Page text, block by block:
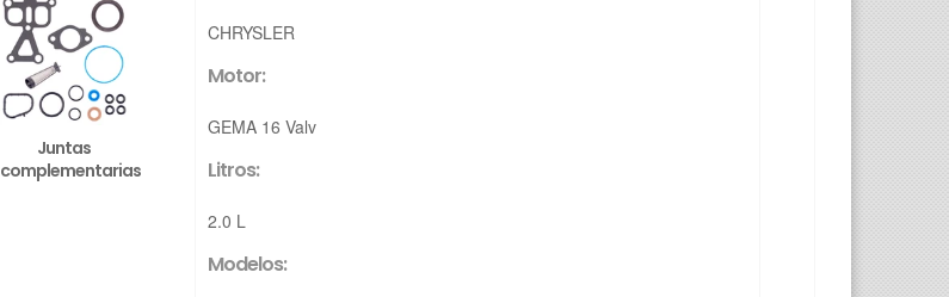
Juntas
complementarias
CHRYSLER
Motor:
GEMA 16 Valv
Litros:
2.0 L
Modelos: